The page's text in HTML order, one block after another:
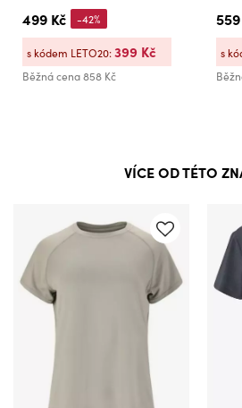
499 Kč
Běžná cena858 Kč
-42%
s kódem LETO20:399 Kč s
VÍCE OD TÉTO